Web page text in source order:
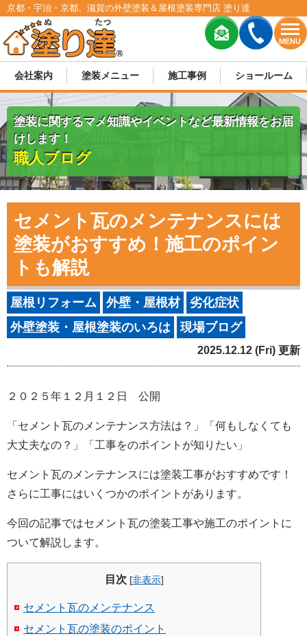
MENU
京都・宇治・京都、滋賀の外壁塗装＆屋根塗装専門店 塗り達
会社案内 塗装メニュー 施工事例 ショールーム
塗装に関するマメ知識やイベントなど最新情報をお届
けします！
職人ブログ
セメント瓦のメンテナンスには
塗装がおすすめ！施工のポイン
トも解説
屋根リフォーム 外壁・屋根材
劣化症状
外壁塗装・屋根塗装のいろは
現場ブログ
2025.12.12 (Fri) 更新
２０２５年１２月１２日 公開
「セメント瓦のメンテナンス方法は？」「何もしなくても
大丈夫なの？」「工事をのポイントが知りたい」
セメント瓦のメンテナンスには塗装工事がおすすめです！
さらに工事にはいくつかのポイントがあります。
今回の記事ではセメント瓦の塗装工事や施工のポイントに
ついて解説します。
目次 [非表示]
セメント瓦のメンテナンス
セメント瓦の塗装のポイント